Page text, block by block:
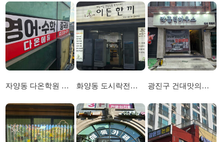
자양동 다온학원 실사선팅 시공 화양동 도시락전문점 벽면 플렉스간판 및 에어간판 시공 광진구 건대맛의거리 술집 스카시간판 시공